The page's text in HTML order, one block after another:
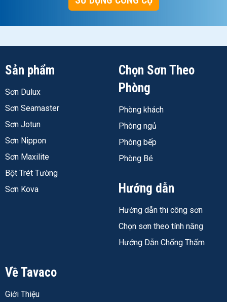
5 Dòng Dulux Aquatech - Chọn Theo 4 Tình
Huống Thực Tế
Tình
huống
thực tế
khúc
(chiết
khấu)
Sàn sân
thượng,
ban công,
WC tiếp
xúc nước
Cao
cấp
847.000đ
giãn cao
Cao
cấp
831.000đ 2.616.000đ
vừa, muốn
Sản phẩm
Sơn Dulux
Sơn Seamaster
Sơn Jotun
Sơn Nippon
Sơn Maxilite
Bột Trét Tường
Sơn Kova
Chọn Sơn Theo
Phòng
Phòng khách
Phòng ngủ
Phòng bếp
Phòng Bé
Hướng dẫn
Hướng dẫn thi công sơn
Chọn sơn theo tính năng
Hướng Dẫn Chống Thấm
Về Tavaco
Giới Thiệu